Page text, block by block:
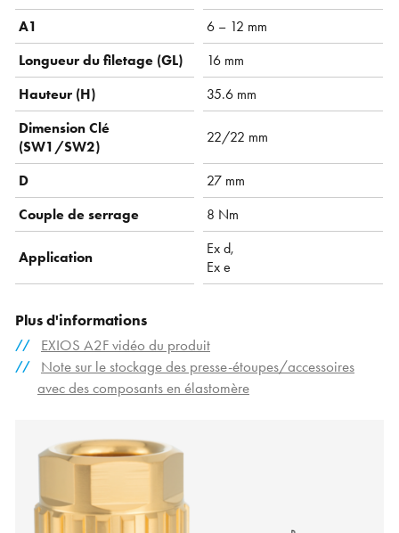
A1
6 – 12 mm
Longueur du filetage (GL)
16 mm
Hauteur (H)
35.6 mm
Dimension Clé
(SW1/SW2)
22/22 mm
D
27 mm
Couple de serrage
8 Nm
Application
Ex d,
Ex e
Plus d'informations
EXIOS A2F vidéo du produit
Note sur le stockage des presse-étoupes/accessoires
avec des composants en élastomère